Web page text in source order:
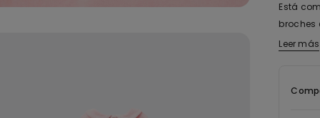
Está
broches
cómodo
Leer más